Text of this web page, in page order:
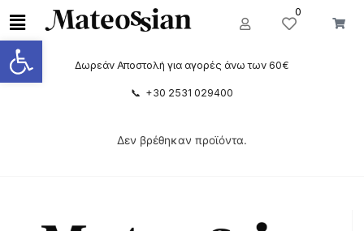
Ανοίξτε τη γραμμή εργαλείων
0
Δωρεάν Αποστολή για αγορές άνω των 60€
📞 +30 2531 029400
Δεν βρέθηκαν προϊόντα.